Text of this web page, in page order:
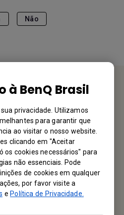
à BenQ Brasil
privacidade. Utilizamos
para garantir que
ao visitar o nosso website.
clicando em "Aceitar
os cookies necessários" para
não essenciais. Pode
de cookies em qualquer
por favor visite a
ePolítica de Privacidade.
Não
de ouvir de você
um email
Local